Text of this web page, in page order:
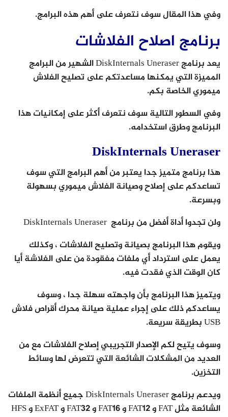
وفي هذا المقال سوف نتعرف على أهم هذه البرامج.
برنامج اصلاح الفلاشات
يعد برنامج DiskInternals Uneraser الشهير من البرامج
المميزة التي يمكنها مساعدتكم على تصليح الفلاش
ميموري الخاصة بكم.
وفي السطور التالية سوف نتعرف أكثر على إمكانيات هذا
البرنامج وطرق استخدامه.
DiskInternals Uneraser
هذا برنامج متميز جدا يعتبر من أهم البرامج التي سوف
تساعدكم على إصلاح وصيانة الفلاش ميموري بسهولة
وبسرعة.
ولن تجدوا أداة أفضل من برنامج DiskInternals Uneraser
ويقوم هذا البرنامج بصيانة وتصليح الفلاشات ، وكذلك
يعمل على استرداد أي ملفات مفقودة من على الفلاشة أيا
كان الوقت الذي فقدت فيه.
ويتميز هذا البرنامج بأن واجهته سهلة جدا ، وسوف
يساعدكم ذلك على إجراء عملية صيانة محرك أقراص فلاش
USB بطريقة سريعة.
وسوف يتيح لكم الإصدار التجريبي إصلاح الفلاشات مع من
العديد من المشكلات الشائعة التي تتعرض لها وسائط
التخزين.
ويدعم برنامج DiskInternals Uneraser جميع أنظمة الملفات
الشائعة مثل FAT و FAT12 و FAT16 و FAT32 و ExFAT و HFS